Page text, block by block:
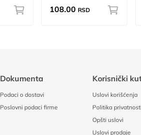
108.00 RSD
Dokumenta
Podaci o dostavi
Poslovni podaci firme
Korisnički
Uslovi korišćenja
Politika privatnosti
Opšti uslovi
Uslovi prodaje